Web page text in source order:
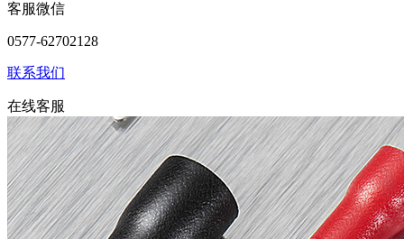
客服微信
0577-62702128
联系我们
在线客服